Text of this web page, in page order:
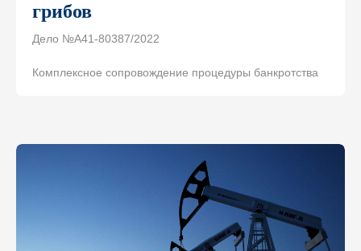
грибов
Дело №А41-80387/2022
Комплексное сопровождение процедуры банкротства